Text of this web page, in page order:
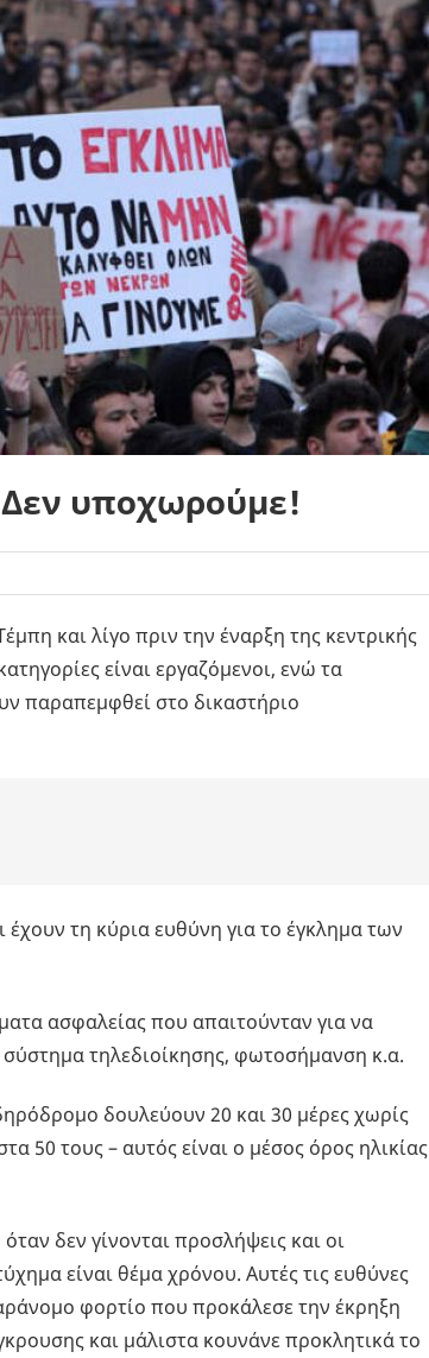
Δεν υποχωρούμε!
και λίγο πριν την έναρξη της κεντρικής
είναι εργαζόμενοι, ενώ τα
παραπεμφθεί στο δικαστήριο
τη κύρια ευθύνη για το έγκλημα των
ασφαλείας που απαιτούνταν για να
τηλεδιοίκησης, φωτοσήμανση κ.α.
δουλεύουν 20 και 30 μέρες χωρίς
50 τους – αυτός είναι ο μέσος όρος ηλικίας
δεν γίνονται προσλήψεις και οι
είναι θέμα χρόνου. Αυτές τις ευθύνες
φορτίο που προκάλεσε την έκρηξη
και μάλιστα κουνάνε προκλητικά το